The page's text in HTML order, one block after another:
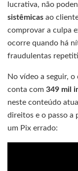
lucrativa, não
sistêmicas ao
comprovar a culpa
ocorre quando há
fraudulentas
No vídeo a seguir, o
conta com 349 mil
neste conteúdo
direitos e o passo a
um Pix errado: